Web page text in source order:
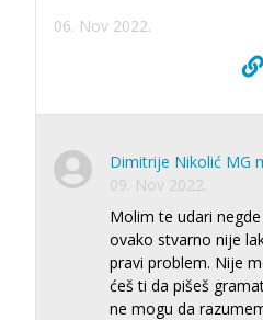
06. Nov 2022.
Dimitrije Nikolić MG
09. Nov 2022.
Molim te udari
ovako stvarno nije
pravi problem. Nije
ćeš ti da pišeš
ne mogu da